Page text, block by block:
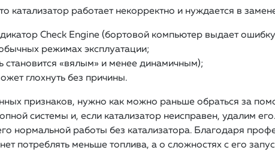
катализатор работает некорректно и нуждается в
Check Engine (бортовой компьютер выдает
режимах эксплуатации;
становится «вялым» и менее динамичным);
глохнуть без причины.
признаков, нужно как можно раньше обраться за
системы и, если катализатор неисправен, удалим
нормальной работы без катализатора. Благодаря
потреблять меньше топлива, а о сложностях с его